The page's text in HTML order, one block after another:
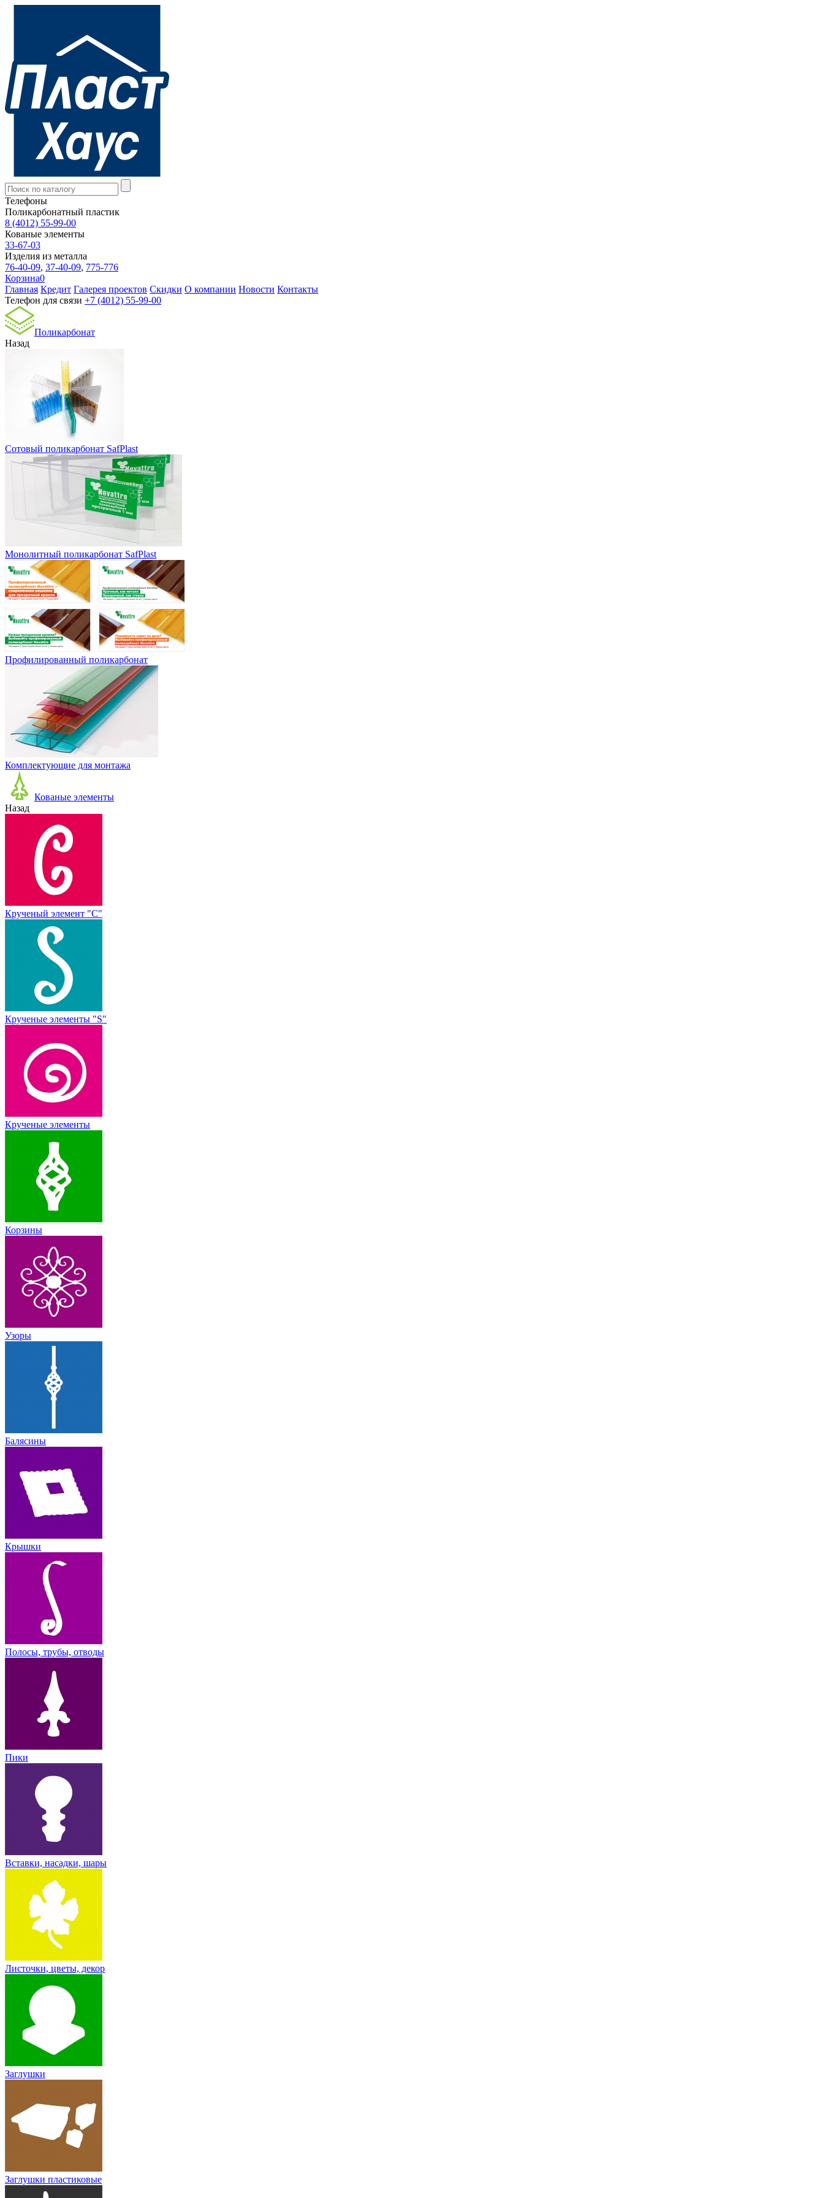
Телефоны
Поликарбонатный пластик
8 (4012) 55-99-00
Кованые элементы
33-67-03
Изделия из металла
76-40-09, 37-40-09, 775-776
Корзина0
Главная Кредит Галерея проектов Скидки О компании Новости Контакты
Телефон для связи +7 (4012) 55-99-00
Поликарбонат
Назад
Сотовый поликарбонат SafPlast
Монолитный поликарбонат SafPlast
Профилированный поликарбонат
Комплектующие для монтажа
Кованые элементы
Назад
Крученый элемент "С"
Крученые элементы "S"
Крученые элементы
Корзины
Узоры
Балясины
Крышки
Полосы, трубы, отводы
Пики
Вставки, насадки, шары
Листочки, цветы, декор
Заглушки
Заглушки пластиковые